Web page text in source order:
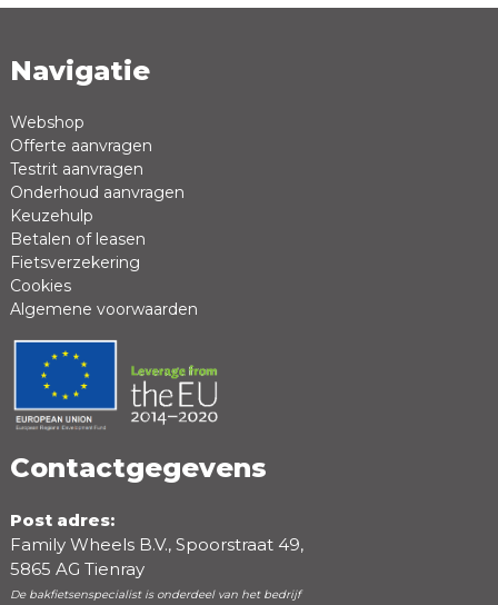
Naam *
Review *
Positieve punten
Navigatie
Webshop
Offerte aanvragen
Testrit aanvragen
Onderhoud aanvragen
Keuzehulp
Betalen of leasen
Fietsverzekering
Cookies
Algemene voorwaarden
Contactgegevens
Post adres:
Family Wheels B.V., Spoorstraat 49,
5865 AG Tienray
De bakfietsenspecialist is onderdeel van het bedrijf